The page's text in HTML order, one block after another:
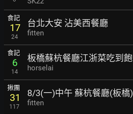
食記
17
24
台北大安 沾美西餐廳
fitten
食記
6
14
板橋蘇杭餐廳江浙菜吃到飽
horselai
揪團
31
117
8/3(一)中午 蘇杭餐廳(板橋)
fitten